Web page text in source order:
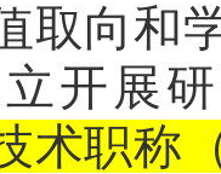
取向和
开展
术职称